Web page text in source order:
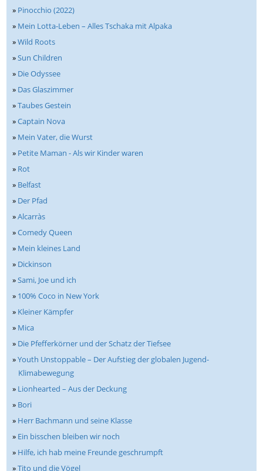
» Pinocchio (2022)
» Mein Lotta-Leben – Alles Tschaka mit Alpaka
»Wild Roots
»Sun Children
» Die Odyssee
» Das Glaszimmer
»Taubes Gestein
»Captain Nova
» Mein Vater, die Wurst
» Petite Maman - Als wir Kinder waren
» Rot
» Belfast
» Der Pfad
»Alcarràs
»Comedy Queen
» Mein kleines Land
» Dickinson
»Sami, Joe und ich
» 100% Coco in New York
» Kleiner Kämpfer
» Mica
» Die Pfefferkörner und der Schatz der Tiefsee
»Youth Unstoppable – Der Aufstieg der globalen Jugend-
Klimabewegung
» Lionhearted – Aus der Deckung
» Bori
» Herr Bachmann und seine Klasse
» Ein bisschen bleiben wir noch
» Hilfe, ich hab meine Freunde geschrumpft
»Tito und die Vögel